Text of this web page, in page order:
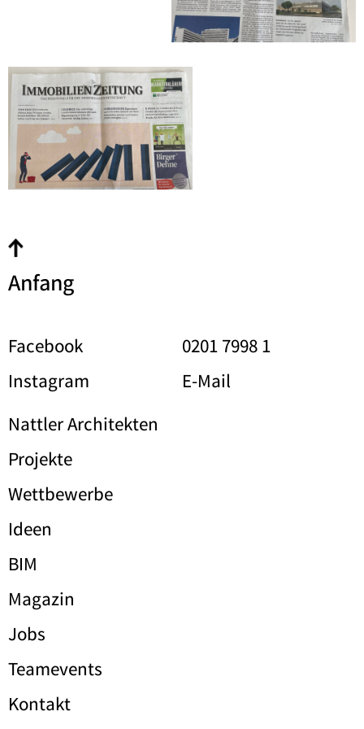
Anfang
Facebook
Instagram
0201 7998 1
E-Mail
Nattler Architekten
Projekte
Wettbewerbe
Ideen
BIM
Magazin
Jobs
Teamevents
Kontakt